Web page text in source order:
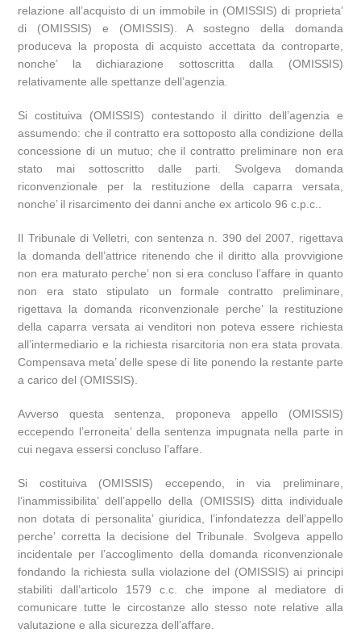
relazione all’acquisto di un immobile in (OMISSIS) di proprieta’
di (OMISSIS) e (OMISSIS). A sostegno della domanda
produceva la proposta di acquisto accettata da controparte,
nonche’ la dichiarazione sottoscritta dalla (OMISSIS)
relativamente alle spettanze dell’agenzia.
Si costituiva (OMISSIS) contestando il diritto dell’agenzia e
assumendo: che il contratto era sottoposto alla condizione della
concessione di un mutuo; che il contratto preliminare non era
stato mai sottoscritto dalle parti. Svolgeva domanda
riconvenzionale per la restituzione della caparra versata,
nonche’ il risarcimento dei danni anche ex articolo 96 c.p.c..
Il Tribunale di Velletri, con sentenza n. 390 del 2007, rigettava
la domanda dell’attrice ritenendo che il diritto alla provvigione
non era maturato perche’ non si era concluso l’affare in quanto
non era stato stipulato un formale contratto preliminare,
rigettava la domanda riconvenzionale perche’ la restituzione
della caparra versata ai venditori non poteva essere richiesta
all’intermediario e la richiesta risarcitoria non era stata provata.
Compensava meta’ delle spese di lite ponendo la restante parte
a carico del (OMISSIS).
Avverso questa sentenza, proponeva appello (OMISSIS)
eccependo l’erroneita’ della sentenza impugnata nella parte in
cui negava essersi concluso l’affare.
Si costituiva (OMISSIS) eccependo, in via preliminare,
l’inammissibilita’ dell’appello della (OMISSIS) ditta individuale
non dotata di personalita’ giuridica, l’infondatezza dell’appello
perche’ corretta la decisione del Tribunale. Svolgeva appello
incidentale per l’accoglimento della domanda riconvenzionale
fondando la richiesta sulla violazione del (OMISSIS) ai principi
stabiliti dall’articolo 1579 c.c. che impone al mediatore di
comunicare tutte le circostanze allo stesso note relative alla
valutazione e alla sicurezza dell’affare.